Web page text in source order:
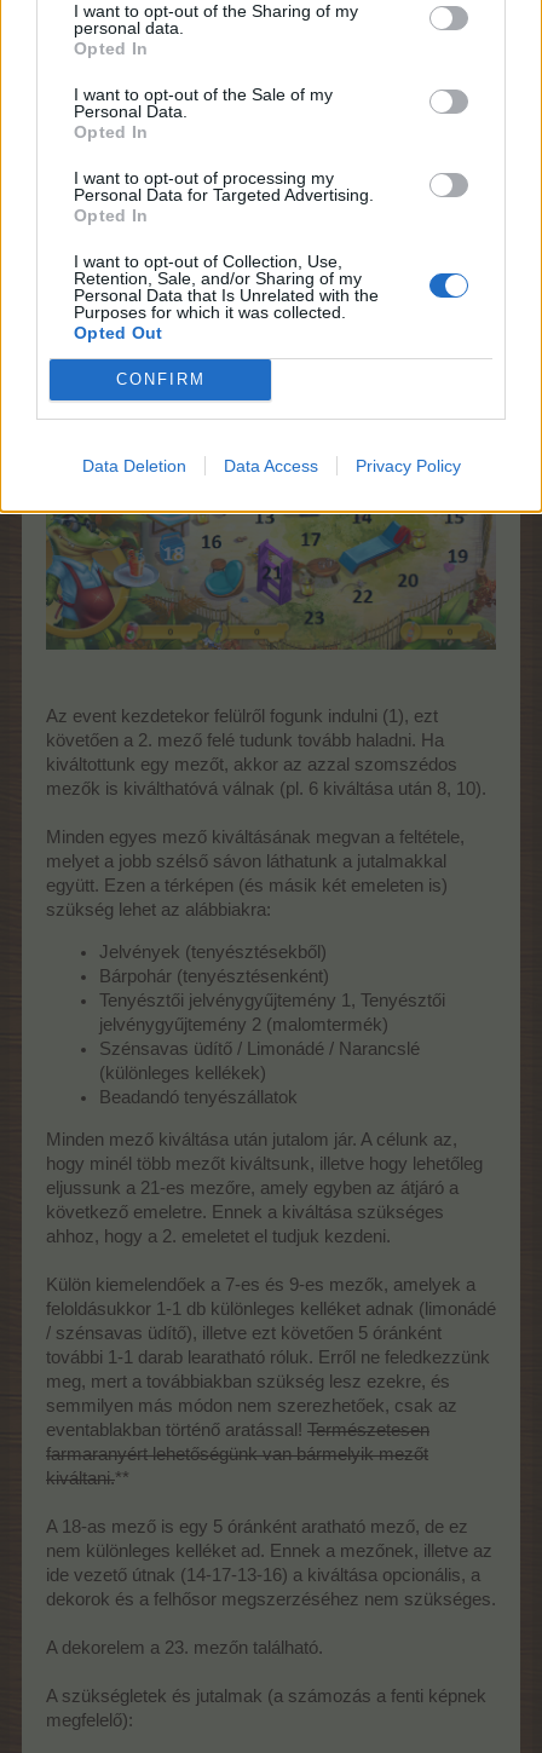
I want to opt-out of the Sharing of my
personal data.
Opted In
I want to opt-out of the Sale of my
Personal Data.
Opted In
I want to opt-out of processing my
Personal Data for Targeted Advertising.
Opted In
I want to opt-out of Collection, Use,
Retention, Sale, and/or Sharing of my
Personal Data that Is Unrelated with the
Purposes for which it was collected.
Opted Out
CONFIRM
Data Deletion Data Access Privacy Policy
Fontos, hogy a képen látható számozás nem egyezik
alapján lett számozva!
Az event kezdetekor felülről fogunk indulni (1), ezt
követően a 2. mező felé tudunk tovább haladni. Ha
kiváltottunk egy mezőt, akkor az azzal szomszédos
mezők is kiválthatóvá válnak (pl. 6 kiváltása után 8, 10).
Minden egyes mező kiváltásának megvan a feltétele,
melyet a jobb szélső sávon láthatunk a jutalmakkal
együtt. Ezen a térképen (és másik két emeleten is)
szükség lehet az alábbiakra:
Jelvények (tenyésztésekből)
Bárpohár (tenyésztésenként)
Tenyésztői jelvénygyűjtemény 1, Tenyésztői
jelvénygyűjtemény 2 (malomtermék)
Szénsavas üdítő / Limonádé / Narancslé
(különleges kellékek)
Beadandó tenyészállatok
Minden mező kiváltása után jutalom jár. A célunk az,
hogy minél több mezőt kiváltsunk, illetve hogy lehetőleg
eljussunk a 21-es mezőre, amely egyben az átjáró a
következő emeletre. Ennek a kiváltása szükséges
ahhoz, hogy a 2. emeletet el tudjuk kezdeni.
Külön kiemelendőek a 7-es és 9-es mezők, amelyek a
feloldásukkor 1-1 db különleges kelléket adnak (limonádé
/ szénsavas üdítő), illetve ezt követően 5 óránként
további 1-1 darab learatható róluk. Erről ne feledkezzünk
meg, mert a továbbiakban szükség lesz ezekre, és
semmilyen más módon nem szerezhetőek, csak az
eventablakban történő aratással! Természetesen
farmaranyért lehetőségünk van bármelyik mezőt
kiváltani.**
A 18-as mező is egy 5 óránként aratható mező, de ez
nem különleges kelléket ad. Ennek a mezőnek, illetve az
ide vezető útnak (14-17-13-16) a kiváltása opcionális, a
dekorok és a felhősor megszerzéséhez nem szükséges.
A dekorelem a 23. mezőn található.
A szükségletek és jutalmak (a számozás a fenti képnek
megfelelő):